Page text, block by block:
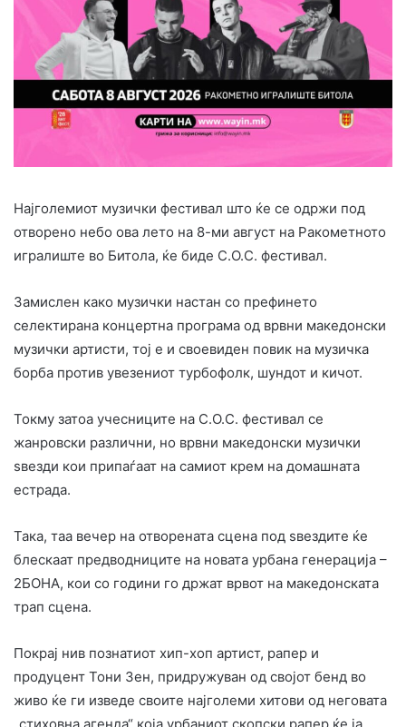
Најголемиот музички фестивал што ќе се одржи под
отворено небо ова лето на 8-ми август на Ракометното
игралиште во Битола, ќе биде С.О.С. фестивал.
Замислен како музички настан со префинето
селектирана концертна програма од врвни македонски
музички артисти, тој е и своевиден повик на музичка
борба против увезениот турбофолк, шундот и кичот.
Токму затоа учесниците на С.О.С. фестивал се
жанровски различни, но врвни македонски музички
ѕвезди кои припаѓаат на самиот крем на домашната
естрада.
Така, таа вечер на отворената сцена под ѕвездите ќе
блескаат предводниците на новата урбана генерација –
2БОНА, кои со години го држат врвот на македонската
трап сцена.
Покрај нив познатиот хип-хоп артист, рапер и
продуцент Тони Зен, придружуван од својот бенд во
живо ќе ги изведе своите најголеми хитови од неговата